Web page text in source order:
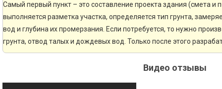
Самый первый пункт – это составление проекта здания (смета и
выполняется разметка участка, определяется тип грунта,
вод и глубина их промерзания. Если потребуется, то нужно
грунта, отвод талых и дождевых вод. Только после этого
Видео отзывы